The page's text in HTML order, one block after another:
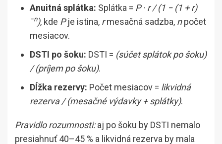
Anuitná splátka: Splátka = P · r / (1 − (1 + r)
−n), kde Pje istina, rmesačná sadzba, npočet
mesiacov.
DSTI po šoku: DSTI = (súčet splátok po šoku)
/ (príjem po šoku).
Dĺžka rezervy: Počet mesiacov = likvidná
rezerva / (mesačné výdavky + splátky).
Pravidlo rozumnosti:aj po šoku by DSTI nemalo
presiahnuť 40–45 % a likvidná rezerva by mala